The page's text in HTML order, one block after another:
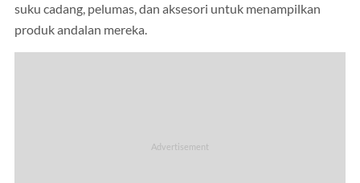
suku cadang, pelumas, dan aksesori untuk menampilkan
produk andalan mereka.